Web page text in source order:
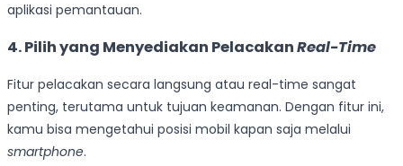
aplikasi pemantauan.
4. Pilih yang Menyediakan PelacakanReal-Time
Fitur pelacakan secara langsung atau real-time sangat
penting, terutama untuk tujuan keamanan. Dengan fitur ini,
kamu bisa mengetahui posisi mobil kapan saja melalui
smartphone.